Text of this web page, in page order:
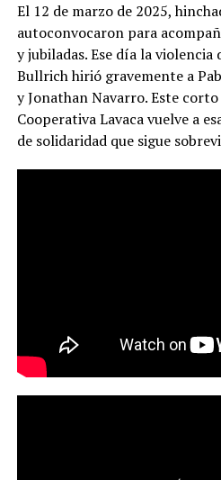
El 12 de marzo de 2025,
autoconvocaron para
y jubiladas. Ese día la
Bullrich hirió gravemente a
y Jonathan Navarro. Este
Cooperativa Lavaca vuelve a
de solidaridad que sigue